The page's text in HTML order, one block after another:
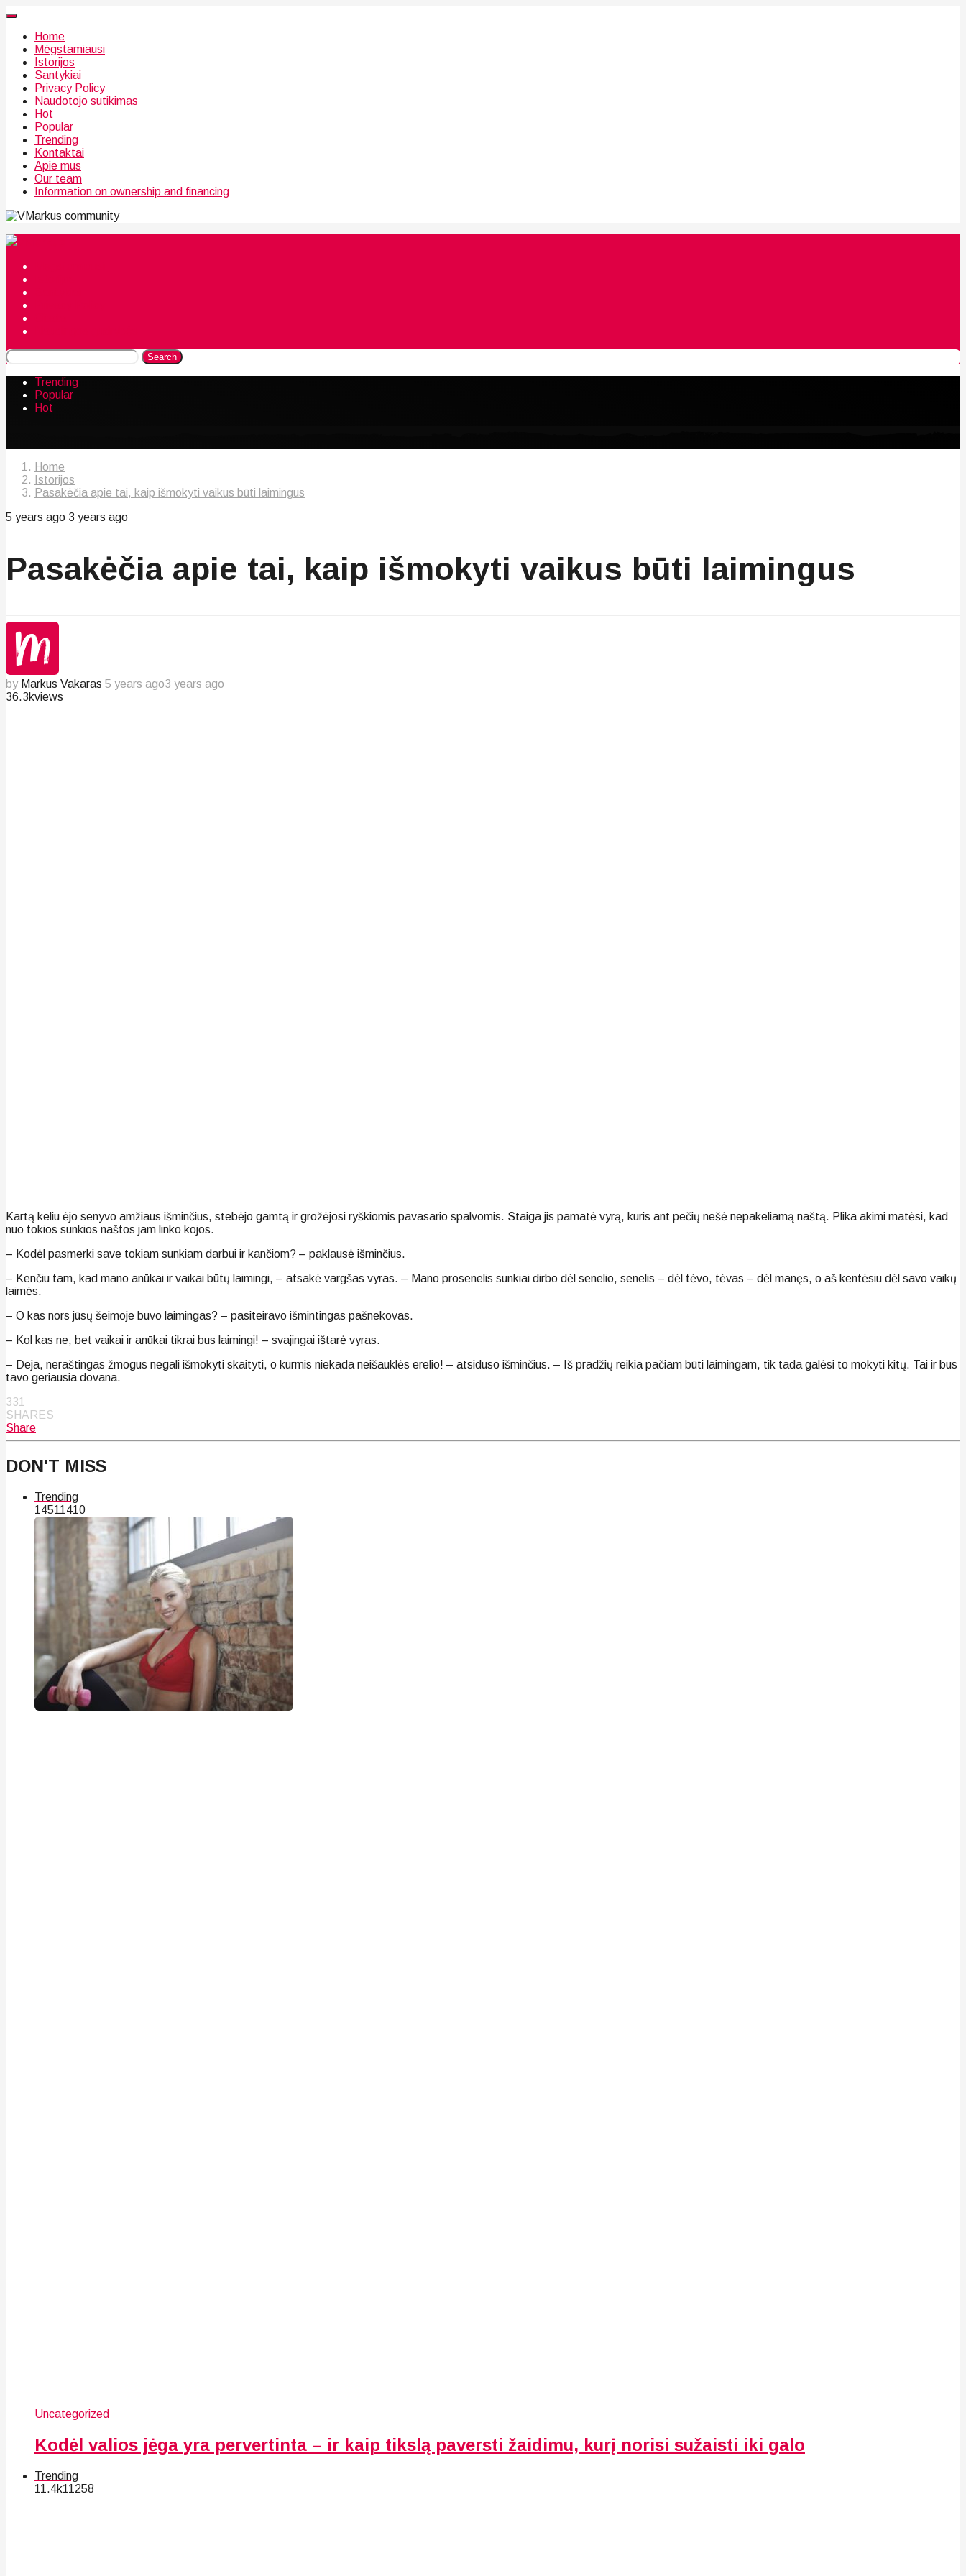
Home
Mėgstamiausi
Istorijos
Santykiai
Privacy Policy
Naudotojo sutikimas
Hot
Popular
Trending
Kontaktai
Apie mus
Our team
Information on ownership and financing
community
Search
Trending
Popular
Hot
Home
Istorijos
Pasakėčia apie tai, kaip išmokyti vaikus būti laimingus
5 years ago 3 years ago
Pasakėčia apie tai, kaip išmokyti vaikus būti laimingus
by Markus Vakaras 5 years ago3 years ago
36.3kviews
Kartą keliu ėjo senyvo amžiaus išminčius, stebėjo gamtą ir grožėjosi ryškiomis pavasario spalvomis. Staiga jis pamatė vyrą, kuris ant pečių nešė nepakeliamą naštą. Plika akimi matėsi, kad
nuo tokios sunkios naštos jam linko kojos.
– Kodėl pasmerki save tokiam sunkiam darbui ir kančiom? – paklausė išminčius.
– Kenčiu tam, kad mano anūkai ir vaikai būtų laimingi, – atsakė vargšas vyras. – Mano prosenelis sunkiai dirbo dėl senelio, senelis – dėl tėvo, tėvas – dėl manęs, o aš kentėsiu dėl savo vaikų
laimės.
– O kas nors jūsų šeimoje buvo laimingas? – pasiteiravo išmintingas pašnekovas.
– Kol kas ne, bet vaikai ir anūkai tikrai bus laimingi! – svajingai ištarė vyras.
– Deja, neraštingas žmogus negali išmokyti skaityti, o kurmis niekada neišauklės erelio! – atsiduso išminčius. – Iš pradžių reikia pačiam būti laimingam, tik tada galėsi to mokyti kitų. Tai ir bus
tavo geriausia dovana.
331
SHARES
Share
DON'T MISS
Trending
14511410
Uncategorized
Kodėl valios jėga yra pervertinta – ir kaip tikslą paversti žaidimu, kurį norisi sužaisti iki galo
Trending
11.4k11258